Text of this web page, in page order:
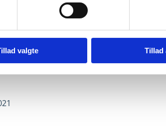
valgte Tillad